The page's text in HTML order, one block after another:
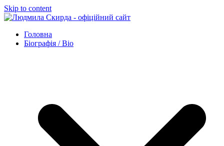
Skip to content
Головна
Біографія / Bio